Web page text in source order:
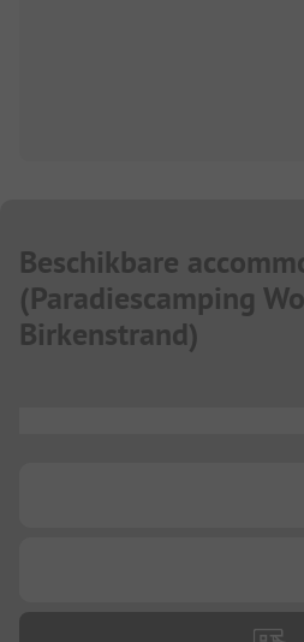
Beschikbare
(Paradiescamping
Birkenstrand)